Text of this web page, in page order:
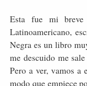
Esta fue mi
Latinoamericano,
Negra es un libro
me descuido me
Pero a ver, vamos
modo que empiece